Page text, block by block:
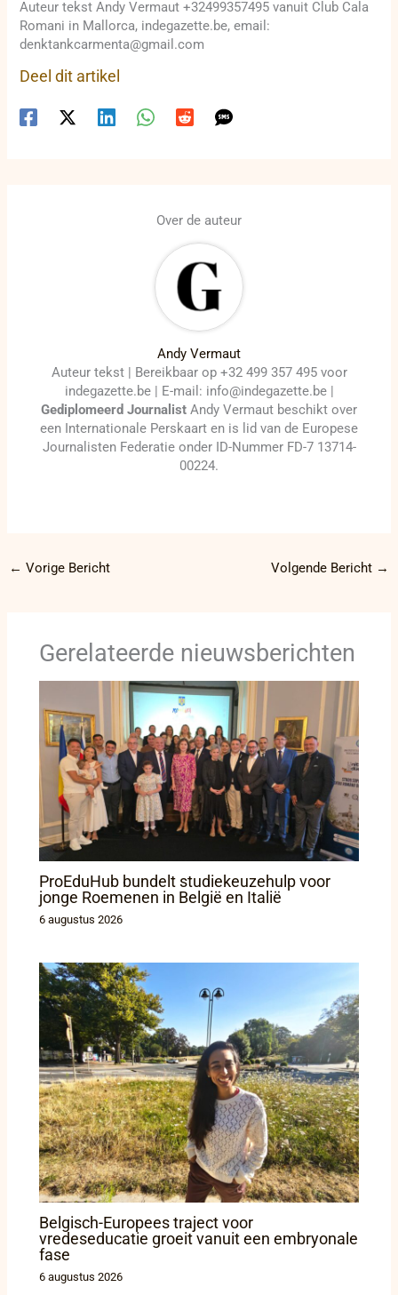
Auteur tekst Andy Vermaut +32499357495 vanuit Club Cala
Romani in Mallorca, indegazette.be, email:
denktankcarmenta@gmail.com
Deel dit artikel
Over de auteur
Andy Vermaut
Auteur tekst | Bereikbaar op +32 499 357 495 voor
indegazette.be | E-mail: info@indegazette.be |
Gediplomeerd Journalist Andy Vermaut beschikt over
een Internationale Perskaart en is lid van de Europese
Journalisten Federatie onder ID-Nummer FD-7 13714-
00224.
← Vorige Bericht Volgende Bericht →
Gerelateerde nieuwsberichten
ProEduHub bundelt studiekeuzehulp voor
jonge Roemenen in België en Italië
6 augustus 2026
Belgisch-Europees traject voor
vredeseducatie groeit vanuit een embryonale
fase
6 augustus 2026